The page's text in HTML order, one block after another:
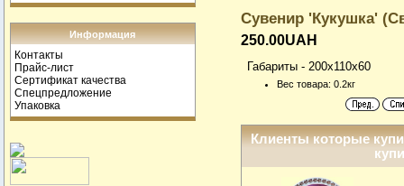
Информация
Контакты
Прайс-лист
Сертификат качества
Спецпредложение
Упаковка
Сувенир 'Кукушка'
250.00UAH
Габариты - 200x110x60
Вес товара: 0.2кг
Клиенты которые